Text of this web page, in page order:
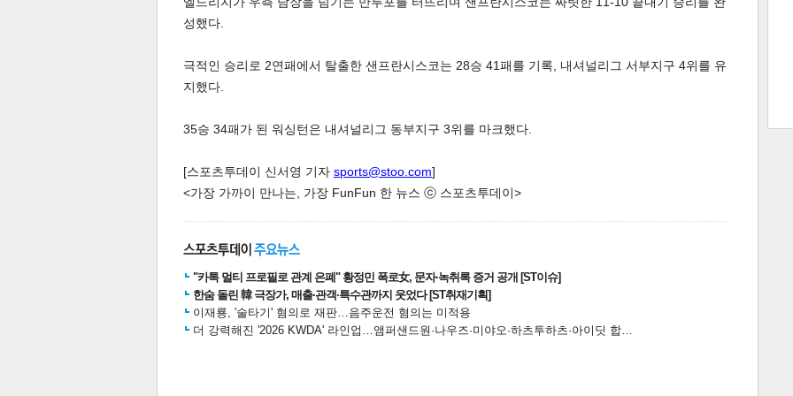
성했다.
극적인 승리로 2연패에서 탈출한 샌프란시스코는 28승 41패를 기록, 내셔널리그 서부지구 4위를 유
지했다.
35승 34패가 된 워싱턴은 내셔널리그 동부지구 3위를 마크했다.
[스포츠투데이 신서영 기자 sports@stoo.com]
<가장 가까이 만나는, 가장 FunFun 한 뉴스 ⓒ 스포츠투데이>
"카톡 멀티 프로필로 관계 은폐" 황정민 폭로女, 문자·녹취록 증거 공개 [ST이슈]
한숨 돌린 韓 극장가, 매출·관객·특수관까지 웃었다 [ST취재기획]
이재룡, '술타기' 혐의로 재판…음주운전 혐의는 미적용
더 강력해진 '2026 KWDA' 라인업…앰퍼샌드원·나우즈·미야오·하츠투하츠·아이딧 합…